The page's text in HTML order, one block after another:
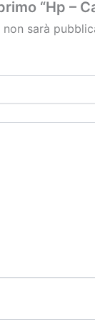
“Hp –
sarà